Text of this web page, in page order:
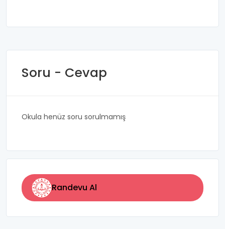
Soru - Cevap
Okula henüz soru sorulmamış
Randevu Al